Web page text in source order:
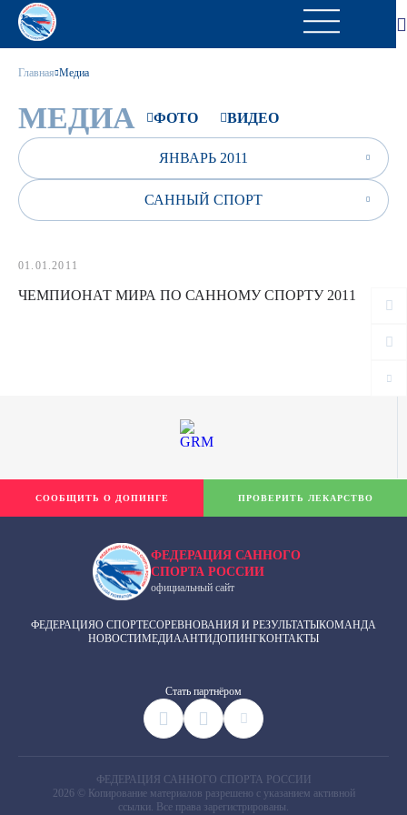
Главная Медиа
МЕДИА ФОТО ВИДЕО
ЯНВАРЬ 2011
САННЫЙ СПОРТ
01.01.2011
ЧЕМПИОНАТ МИРА ПО САННОМУ СПОРТУ 2011
ФЕДЕРАЦИЯ САННОГО
СПОРТА РОССИИ
официальный сайт
ФЕДЕРАЦИЯО СПОРТЕСОРЕВНОВАНИЯ И РЕЗУЛЬТАТЫКОМАНДА
НОВОСТИМЕДИААНТИДОПИНГКОНТАКТЫ
Cтать партнёром
СООБЩИТЬ О ДОПИНГЕ ПРОВЕРИТЬ ЛЕКАРСТВО
ФЕДЕРАЦИЯ САННОГО СПОРТА РОССИИ
2026 © Копирование материалов разрешено с указанием активной
ссылки. Все права зарегистрированы.